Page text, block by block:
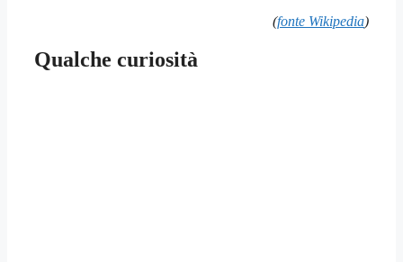
(fonte Wikipedia)
Qualche curiosità